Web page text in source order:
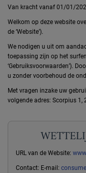
Van kracht vanaf 01/01/
Welkom op deze website
de ‘Website’).
We nodigen u uit om
toepassing zijn op het
‘Gebruiksvoorwaarden’).
u zonder voorbehoud de
Met vragen inzake uw
volgende adres: Scorpius 1,
URL van de Website:
Contact: E-mail: